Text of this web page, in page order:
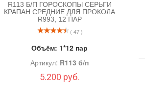
R113 Б/П ГОРОСКОПЫ СЕРЬГИ
КРАПАН СРЕДНИЕ ДЛЯ ПРОКОЛА
R993, 12 ПАР
( 47 )
Объём: 1*12 пар
Артикул: R113 б/п
5.200 руб.